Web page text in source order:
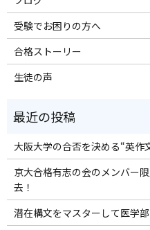
受験でお困りの方へ
合格ストーリー
生徒の声
大阪大学の合否を決める“英作
京大合格有志の会のメンバー
去！
潜在構文をマスターして医学